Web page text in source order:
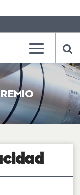
???
???